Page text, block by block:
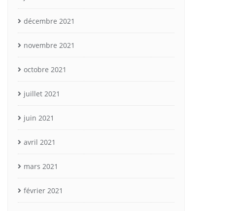
décembre 2021
novembre 2021
octobre 2021
juillet 2021
juin 2021
avril 2021
mars 2021
février 2021